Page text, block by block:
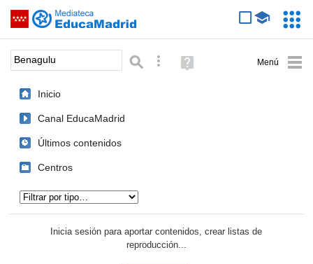
Saltar navegación
Palabra o frase: Búsqueda avanzada
Ayuda
(en
Inicio
Canal EducaMadrid
Últimos contenidos
Centros
Inicia sesión para aportar contenidos, crear listas de
reproducción...